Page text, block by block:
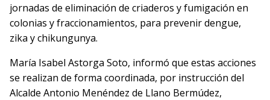
jornadas de eliminación de criaderos y fumigación en
colonias y fraccionamientos, para prevenir dengue,
zika y chikungunya.
María Isabel Astorga Soto, informó que estas acciones
se realizan de forma coordinada, por instrucción del
Alcalde Antonio Menéndez de Llano Bermúdez,